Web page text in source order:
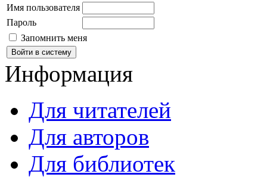
Имя пользователя
Пароль
Запомнить меня
Информация
Для читателей
Для авторов
Для библиотек